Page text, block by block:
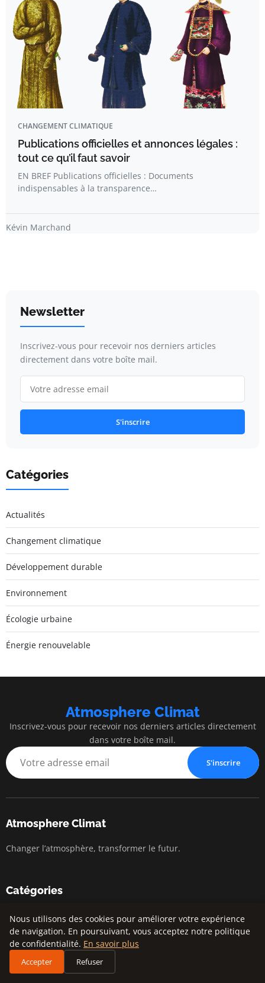
CHANGEMENT CLIMATIQUE
Publications officielles et annonces légales :
tout ce qu’il faut savoir
EN BREF Publications officielles : Documents
indispensables à la transparence…
Kévin Marchand
Newsletter
Inscrivez-vous pour recevoir nos derniers articles
directement dans votre boîte mail.
S'inscrire
Catégories
Actualités
Changement climatique
Développement durable
Environnement
Écologie urbaine
Énergie renouvelable
Atmosphere Climat
Inscrivez-vous pour recevoir nos derniers articles directement
dans votre boîte mail.
S'inscrire
Atmosphere Climat
Changer l’atmosphère, transformer le futur.
Catégories
Actualités
Changement climatique
Développement durable
Nous utilisons des cookies pour améliorer votre expérience
de navigation. En poursuivant, vous acceptez notre politique
de confidentialité. En savoir plus
Accepter Refuser